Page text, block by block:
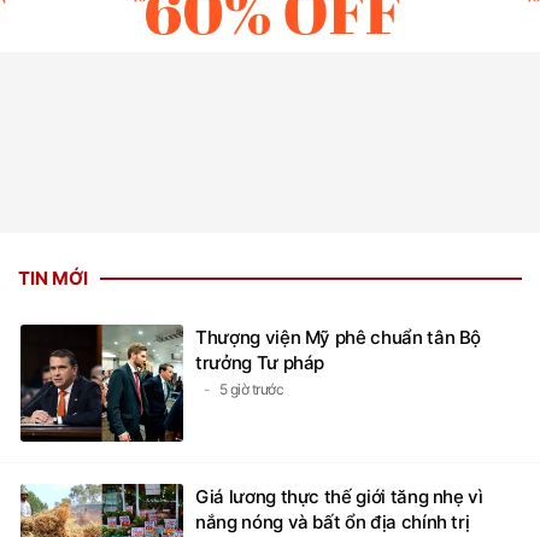
TIN MỚI
Thượng viện Mỹ phê chuẩn tân Bộ
trưởng Tư pháp
5 giờ trước
Giá lương thực thế giới tăng nhẹ vì
nắng nóng và bất ổn địa chính trị